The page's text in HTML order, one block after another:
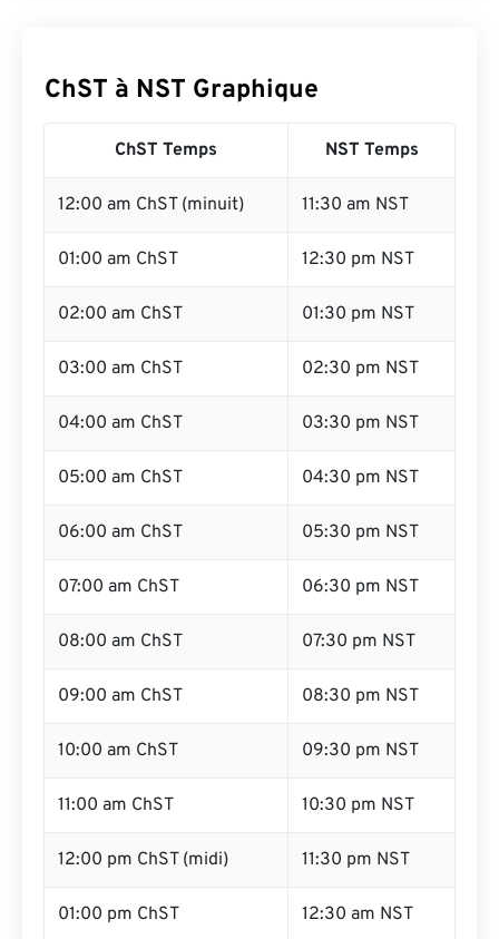
ChST à NST Graphique
ChST Temps NST Temps
12:00 am ChST (minuit) 11:30 am NST
01:00 am ChST 12:30 pm NST
02:00 am ChST 01:30 pm NST
03:00 am ChST 02:30 pm NST
04:00 am ChST 03:30 pm NST
05:00 am ChST 04:30 pm NST
06:00 am ChST 05:30 pm NST
07:00 am ChST 06:30 pm NST
08:00 am ChST 07:30 pm NST
09:00 am ChST 08:30 pm NST
10:00 am ChST 09:30 pm NST
11:00 am ChST 10:30 pm NST
12:00 pm ChST (midi) 11:30 pm NST
01:00 pm ChST 12:30 am NST